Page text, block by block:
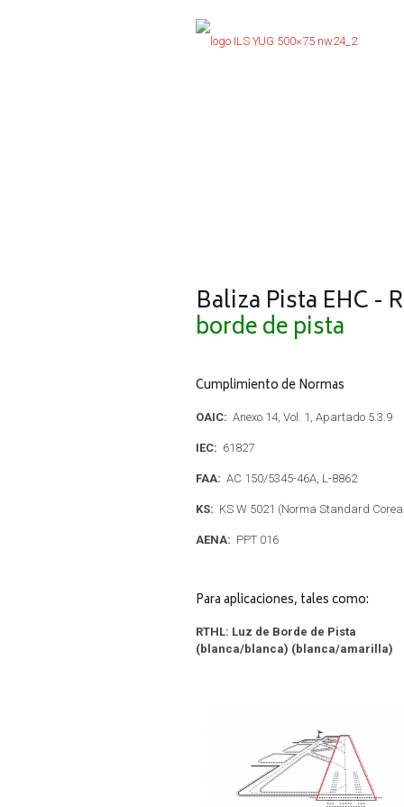
Baliza Pista EHC -
borde de pista
Cumplimiento de Normas
OAIC: Anexo 14, Vol. 1, Apartado 5.3.9
IEC: 61827
FAA: AC 150/5345-46A, L-8862
KS: KS W 5021 (Norma Standard
AENA: PPT 016
Para aplicaciones, tales como:
RTHL: Luz de Borde de Pista
(blanca/blanca) (blanca/amarilla)